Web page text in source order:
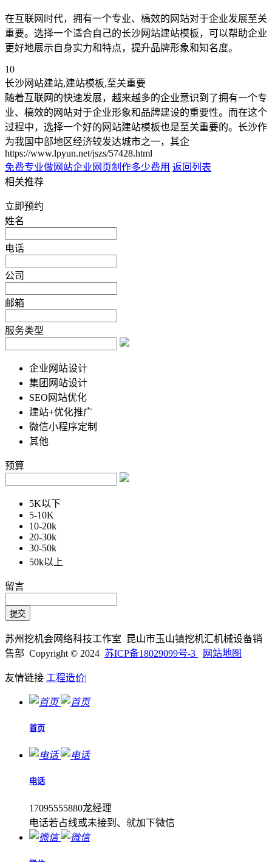
在互联网时代，拥有一个专业、槁效的网站对于企业发展至关
重要。选择一个适合自己的长沙网站建站模板，可以帮助企业
更好地展示自身实力和特点，提升品牌形象和知名度。
10
长沙网站建站,建站模板,至关重要
随着互联网的快速发展，越来越多的企业意识到了拥有一个专
业、槁效的网站对于企业形象和品牌建设的重要性。而在这个
过程中，选择一个好的网站建站模板也是至关重要的。长沙作
为我国中部地区经济较发达城市之一，其企
https://www.lpyun.net/jszs/57428.html
免费专业做网站企业网页制作多少费用 返回列表
相关推荐
立即预约
姓名
电话
公司
邮箱
服务类型
企业网站设计
集团网站设计
SEO网站优化
建站+优化推广
微信小程序定制
其他
预算
5K以下
5-10K
10-20k
20-30k
30-50k
50k以上
留言
苏州挖机会网络科技工作室 昆山市玉山镇挖机汇机械设备销
售部 Copyright © 2024 苏ICP备18029099号-3 网站地图
友情链接 工程造价|
首页
电话
17095555880龙经理
电话若占线或未接到、就加下微信